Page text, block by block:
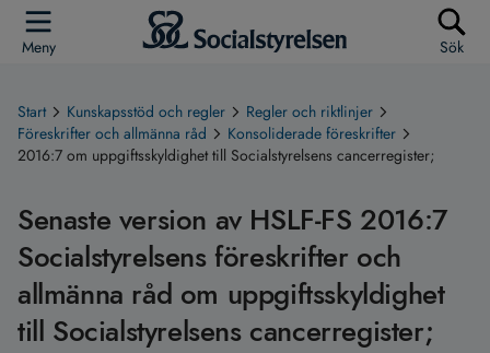
Meny Sök
Start Kunskapsstöd och regler
Regler och riktlinjer
Föreskrifter och allmänna råd
Konsoliderade föreskrifter
2016:7 om uppgiftsskyldighet till Socialstyrelsens cancerregister;
Senaste version av HSLF-FS 2016:7
Socialstyrelsens föreskrifter och
allmänna råd om uppgiftsskyldighet
till Socialstyrelsens cancerregister;